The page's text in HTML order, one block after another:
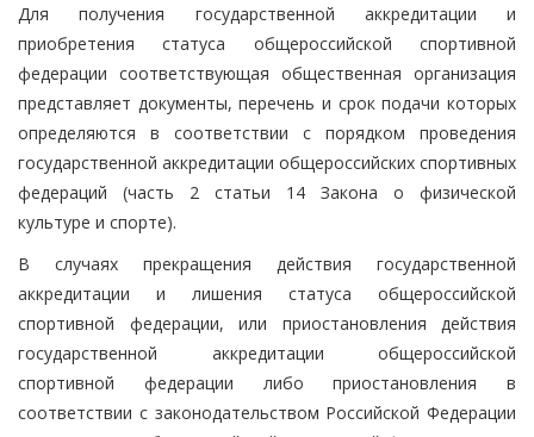
Для получения государственной аккредитации и
приобретения статуса общероссийской спортивной
федерации соответствующая общественная организация
представляет документы, перечень и срок подачи которых
определяются в соответствии с порядком проведения
государственной аккредитации общероссийских спортивных
федераций (часть 2 статьи 14 Закона о физической
культуре и спорте).
В случаях прекращения действия государственной
аккредитации и лишения статуса общероссийской
спортивной федерации, или приостановления действия
государственной аккредитации общероссийской
спортивной федерации либо приостановления в
соответствии с законодательством Российской Федерации